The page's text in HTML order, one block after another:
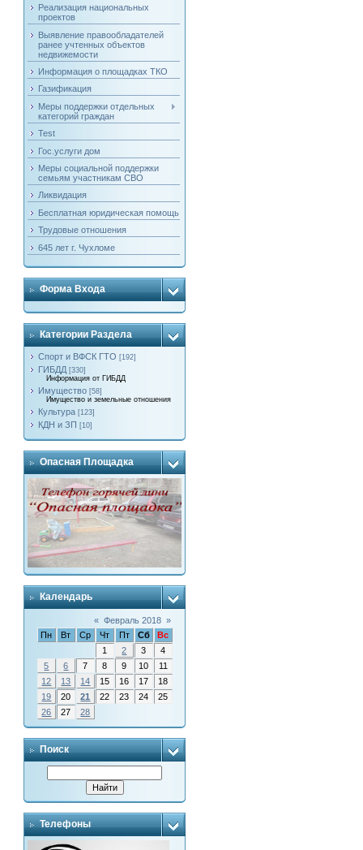
Реализация национальных
проектов
Выявление правообладателей
ранее учтенных объектов
недвижемости
Информация о площадках ТКО
Газификация
Меры поддержки отдельных
категорий граждан
Test
Гос.услуги дом
Меры социальной поддержки
семьям участникам СВО
Ликвидация
Бесплатная юридическая помощь
Трудовые отношения
645 лет г. Чухломе
Форма Входа
Категории Раздела
Спорт и ВФСК ГТО [192]
ГИБДД [330]
Информация от ГИБДД
Имущество [58]
Имущество и земельные отношения
Культура [123]
КДН и ЗП [10]
Опасная Площадка
Календарь
« Февраль 2018 »
Пн
Вт Ср Чт Пт Сб
Вс
1
2 3
4
5
6 7 8 9 10
11
12
13 14 15 16 17
18
19
20 21 22 23 24
25
26
27 28
Поиск
Телефоны